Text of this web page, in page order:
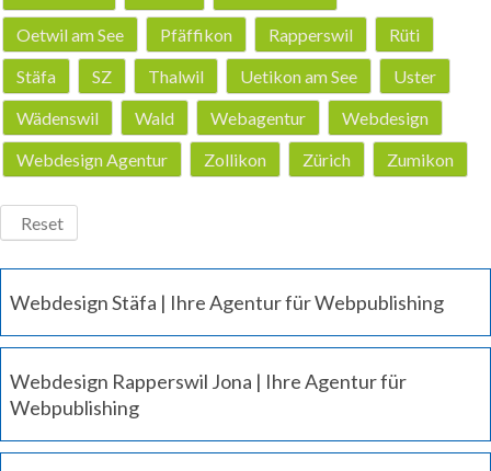
Oetwil am See
Pfäffikon Rapperswil
Rüti
Stäfa
SZ Thalwil Uetikon am See
Uster
Wädenswil
Wald Webagentur
Webdesign
Webdesign Agentur
Zollikon Zürich Zumikon
Reset
Webdesign Stäfa | Ihre Agentur für Webpublishing
Webdesign Rapperswil Jona | Ihre Agentur für
Webpublishing